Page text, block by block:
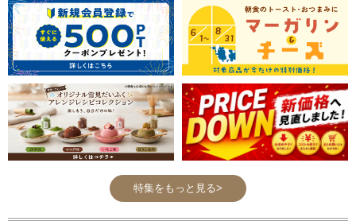
グ。
鶏もも肉のグリル、イワシの
エスカベッシュ、野菜のフリ
ットと合わせて楽しめます。
特集をもっと見る>